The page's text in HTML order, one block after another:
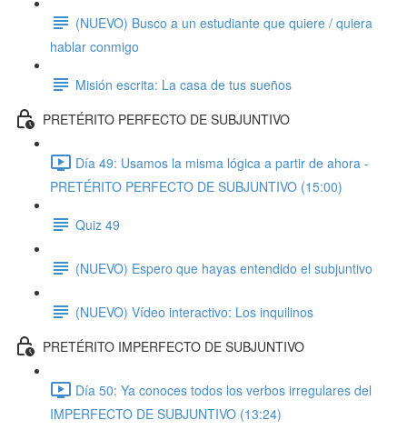
(NUEVO) Busco a un estudiante que quiere / quiera
hablar conmigo
Misión escrita: La casa de tus sueños
PRETÉRITO PERFECTO DE SUBJUNTIVO
Día 49: Usamos la misma lógica a partir de ahora -
PRETÉRITO PERFECTO DE SUBJUNTIVO (15:00)
Quiz 49
(NUEVO) Espero que hayas entendido el subjuntivo
(NUEVO) Vídeo interactivo: Los inquilinos
PRETÉRITO IMPERFECTO DE SUBJUNTIVO
Día 50: Ya conoces todos los verbos irregulares del
IMPERFECTO DE SUBJUNTIVO (13:24)